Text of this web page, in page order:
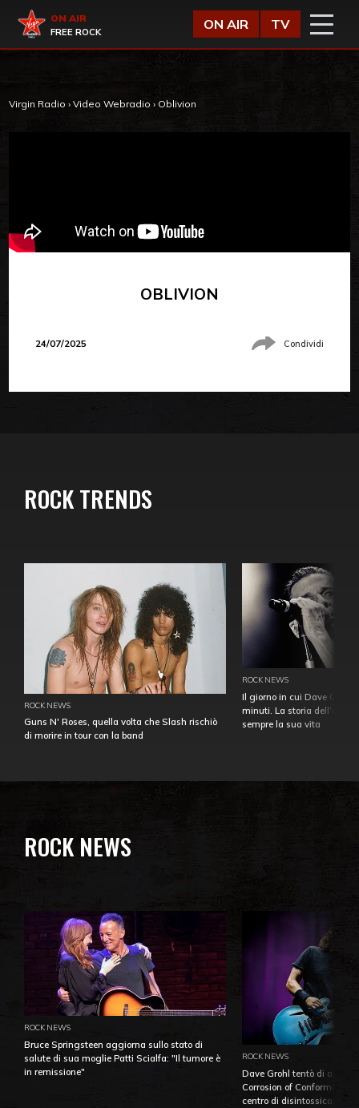
Virgin Radio
ON AIR
FREE ROCK
ON AIR TV
Virgin Radio › Video Webradio › Oblivion
OBLIVION
24/07/2025 Condividi
ROCK TRENDS
ROCK NEWS
Guns N' Roses, quella volta che Slash rischiò
di morire in tour con la band
ROCK NEWS
Il giorno in cui Dave
minuti. La storia
sempre la sua vita
ROCK NEWS
ROCK NEWS
Bruce Springsteen aggiorna sullo stato di
salute di sua moglie Patti Scialfa: "Il tumore è
in remissione"
ROCK NEWS
Dave Grohl tentò di
Corrosion of Conformity
centro di